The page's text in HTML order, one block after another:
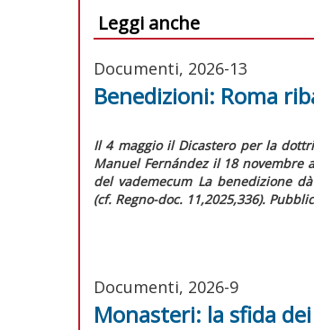
Leggi anche
Documenti, 2026-13
Benedizioni: Roma
Il 4 maggio il Dicastero per la
Manuel Fernández il 18 novembre
del vademecum La benedizione
(cf. Regno-doc. 11,2025,336).
Documenti, 2026-9
Monasteri: la sfida